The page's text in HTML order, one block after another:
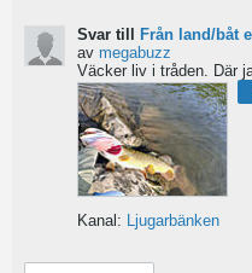
Svar till
Från land/båt
av megabuzz
Kanal: Ljugarbänken